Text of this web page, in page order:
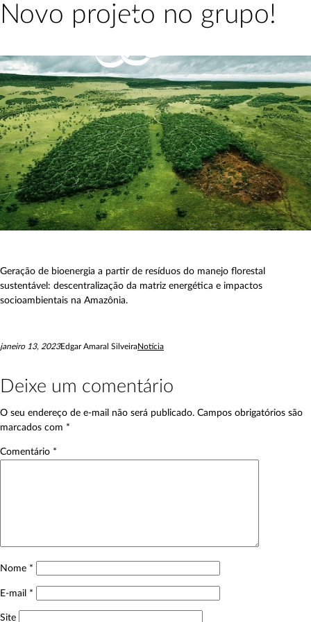
Pular
para
Novo projeto no grupo!
Geração de bioenergia a partir de resíduos do manejo florestal
sustentável: descentralização da matriz energética e impactos
socioambientais na Amazônia.
janeiro 13, 2023Edgar Amaral SilveiraNotícia
Deixe um comentário
O seu endereço de e-mail não será publicado. Campos obrigatórios são
marcados com *
Comentário *
Nome *
E-mail *
Site